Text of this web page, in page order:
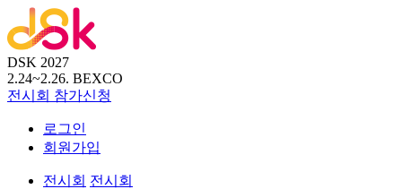
DSK 2027
2.24~2.26. BEXCO
전시회 참가신청
로그인
회원가입
전시회 전시회